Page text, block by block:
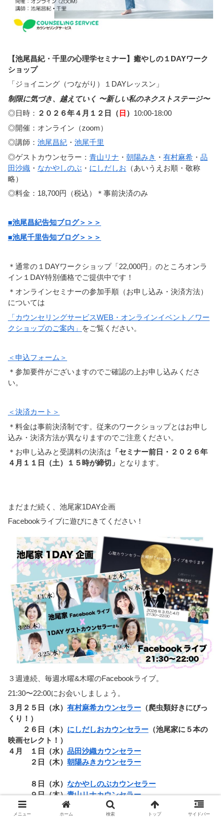
【池尾昌紀・千里の心理学セミナー】癒やしの１DAYワーク
ショップ
「ジョイニング（つながり）１DAYレッスン」
制限に気づき、越えていく 〜新しい私のネクストステージ〜
◎日時： ２０２６年４月１２日（ 日 ） 10:00-18:00
◎開催：オンライン（zoom）
◎講師： 池尾昌紀 ・ 池尾千里
◎ゲストカウンセラー： 青山リナ ・ 朝陽みき ・ 有村麻希 ・ 品
田沙織 ・ なかやしのぶ ・ にしだしお （あいうえお順・敬称
略）
◎料金：18,700円（税込）＊事前決済のみ
■池尾昌紀告知ブログ＞＞＞
■池尾千里告知ブログ＞＞＞
＊通常の１DAYワークショップ「22,000円」のところオンラ
イン１DAY特別価格でご提供中です！
＊オンラインセミナーの参加手順（お申し込み・決済方法）
については
「カウンセリングサービスWEB・オンラインイベント／ワー
クショップのご案内」
をご覧ください。
＜申込フォーム＞
＊参加要件がございますのでご確認の上お申し込みくださ
い。
＜決済カート＞
＊料金は事前決済制です。従来のワークショップとはお申し
込み・決済方法が異なりますのでご注意ください。
＊お申し込みと受講料の決済は 「セミナー前日・２０２６年
４ 月１１日（土）１５時が締切」 となります。
まだまだ続く、池尾家1DAY企画
Facebookライブに遊びにきてください！
３週連続、毎週水曜&木曜のFacebookライブ。
21:30〜22:00にお会いしましょう。
３月２５日（水） 有村麻希カウンセラー （爬虫類好きにびっ
くり！）
２６日（木） にしだしおカウンセラー （池尾家に５本の
映画セレクト！）
４月 １日（水） 品田沙織カウンセラー
２日（木） 朝陽みきカウンセラー
８日（水） なかやしのぶカウンセラー
９日（木）青山リナカウンセラー
メニュー ホーム 検索 トップ サイドバー